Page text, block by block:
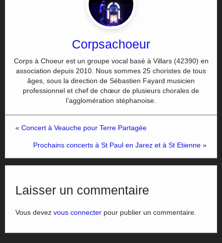
Corpsachoeur
Corps à Choeur est un groupe vocal basé à Villars (42390) en
association depuis 2010. Nous sommes 25 choristes de tous
âges, sous la direction de Sébastien Fayard musicien
professionnel et chef de chœur de plusieurs chorales de
l’agglomération stéphanoise.
« Concert à Veauche pour Terre Partagée
Prochains concerts à St Paul en Jarez et à St Etienne »
Laisser un commentaire
Vous devez vous connecter pour publier un commentaire.